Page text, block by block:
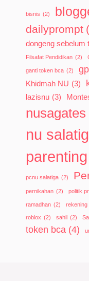
bisnis (2)
dailyprompt
dongeng sebelum
Filsafat Pendidikan (2)
ganti token bca (2)
Khidmah NU (3)
lazisnu (3)
nusagates
nu
parenting
pcnu salatiga (2)
pernikahan (2) politik
ramadhan (2) rekening
roblox (2) sahil (2)
token bca (4)